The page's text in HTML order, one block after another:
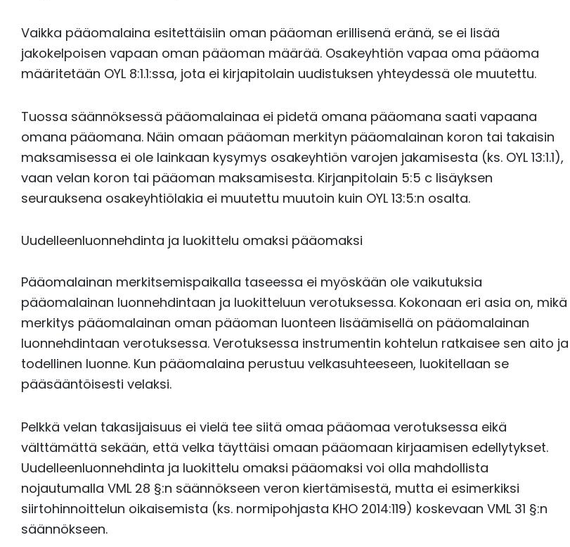
Vaikka pääomalaina esitettäisiin oman pääoman erillisenä eränä, se ei lisää
jakokelpoisen vapaan oman pääoman määrää. Osakeyhtiön vapaa oma pääoma
määritetään OYL 8:1.1:ssa, jota ei kirjapitolain uudistuksen yhteydessä ole muutettu.
Tuossa säännöksessä pääomalainaa ei pidetä omana pääomana saati vapaana
omana pääomana. Näin omaan pääoman merkityn pääomalainan koron tai takaisin
maksamisessa ei ole lainkaan kysymys osakeyhtiön varojen jakamisesta (ks. OYL 13:1.1),
vaan velan koron tai pääoman maksamisesta. Kirjanpitolain 5:5 c lisäyksen
seurauksena osakeyhtiölakia ei muutettu muutoin kuin OYL 13:5:n osalta.
Uudelleenluonnehdinta ja luokittelu omaksi pääomaksi
Pääomalainan merkitsemispaikalla taseessa ei myöskään ole vaikutuksia
pääomalainan luonnehdintaan ja luokitteluun verotuksessa. Kokonaan eri asia on, mikä
merkitys pääomalainan oman pääoman luonteen lisäämisellä on pääomalainan
luonnehdintaan verotuksessa. Verotuksessa instrumentin kohtelun ratkaisee sen aito ja
todellinen luonne. Kun pääomalaina perustuu velkasuhteeseen, luokitellaan se
pääsääntöisesti velaksi.
Pelkkä velan takasijaisuus ei vielä tee siitä omaa pääomaa verotuksessa eikä
välttämättä sekään, että velka täyttäisi omaan pääomaan kirjaamisen edellytykset.
Uudelleenluonnehdinta ja luokittelu omaksi pääomaksi voi olla mahdollista
nojautumalla VML 28 §:n säännökseen veron kiertämisestä, mutta ei esimerkiksi
siirtohinnoittelun oikaisemista (ks. normipohjasta KHO 2014:119) koskevaan VML 31 §:n
säännökseen.